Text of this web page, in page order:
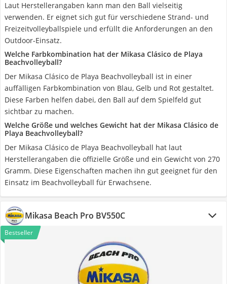
Laut Herstellerangaben kann man den Ball vielseitig
verwenden. Er eignet sich gut für verschiedene Strand- und
Freizeitvolleyballspiele und erfüllt die Anforderungen an den
Outdoor-Einsatz.
Welche Farbkombination hat der Mikasa Clásico de Playa
Beachvolleyball?
Der Mikasa Clásico de Playa Beachvolleyball ist in einer
auffälligen Farbkombination von Blau, Gelb und Rot gestaltet.
Diese Farben helfen dabei, den Ball auf dem Spielfeld gut
sichtbar zu machen.
Welche Größe und welches Gewicht hat der Mikasa Clásico de
Playa Beachvolleyball?
Der Mikasa Clásico de Playa Beachvolleyball hat laut
Herstellerangaben die offizielle Größe und ein Gewicht von 270
Gramm. Diese Eigenschaften machen ihn gut geeignet für den
Einsatz im Beachvolleyball für Erwachsene.
Mikasa Beach Pro BV550C
Bestseller